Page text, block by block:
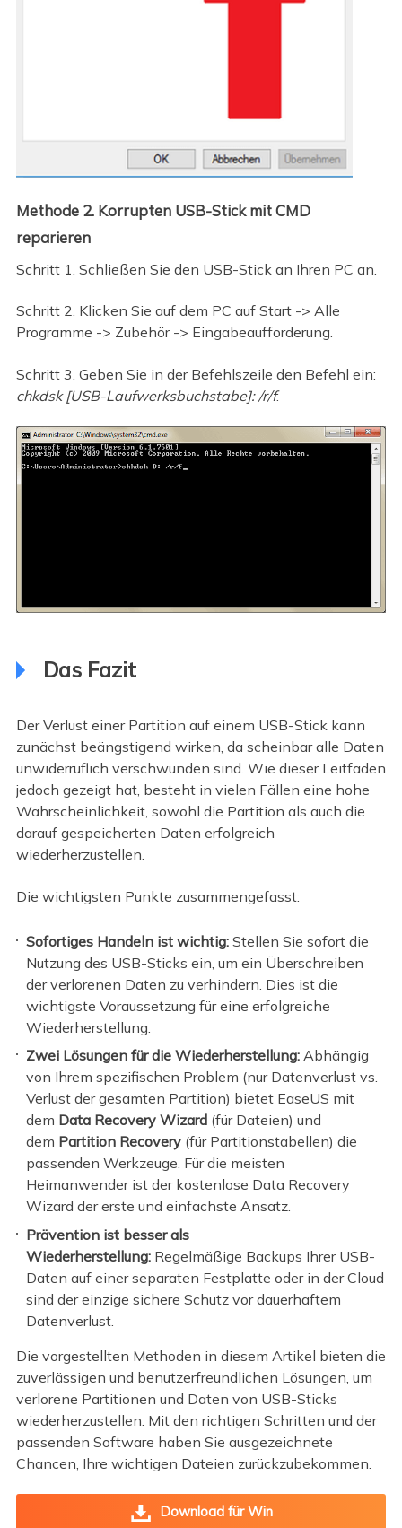
Methode 2. Korrupten USB-Stick mit CMD
reparieren
Schritt 1. Schließen Sie den USB-Stick an Ihren PC an.
Schritt 2. Klicken Sie auf dem PC auf Start -> Alle
Programme -> Zubehör -> Eingabeaufforderung.
Schritt 3. Geben Sie in der Befehlszeile den Befehl ein:
chkdsk [USB-Laufwerksbuchstabe]: /r/f.
Das Fazit
Der Verlust einer Partition auf einem USB-Stick kann
zunächst beängstigend wirken, da scheinbar alle Daten
unwiderruflich verschwunden sind. Wie dieser Leitfaden
jedoch gezeigt hat, besteht in vielen Fällen eine hohe
Wahrscheinlichkeit, sowohl die Partition als auch die
darauf gespeicherten Daten erfolgreich
wiederherzustellen.
Die wichtigsten Punkte zusammengefasst:
Sofortiges Handeln ist wichtig: Stellen Sie sofort die
Nutzung des USB-Sticks ein, um ein Überschreiben
der verlorenen Daten zu verhindern. Dies ist die
wichtigste Voraussetzung für eine erfolgreiche
Wiederherstellung.
Zwei Lösungen für die Wiederherstellung: Abhängig
von Ihrem spezifischen Problem (nur Datenverlust vs.
Verlust der gesamten Partition) bietet EaseUS mit
dem Data Recovery Wizard (für Dateien) und
dem Partition Recovery (für Partitionstabellen) die
passenden Werkzeuge. Für die meisten
Heimanwender ist der kostenlose Data Recovery
Wizard der erste und einfachste Ansatz.
Prävention ist besser als
Wiederherstellung: Regelmäßige Backups Ihrer USB-
Daten auf einer separaten Festplatte oder in der Cloud
sind der einzige sichere Schutz vor dauerhaftem
Datenverlust.
Die vorgestellten Methoden in diesem Artikel bieten die
zuverlässigen und benutzerfreundlichen Lösungen, um
verlorene Partitionen und Daten von USB-Sticks
wiederherzustellen. Mit den richtigen Schritten und der
passenden Software haben Sie ausgezeichnete
Chancen, Ihre wichtigen Dateien zurückzubekommen.
Download für Win